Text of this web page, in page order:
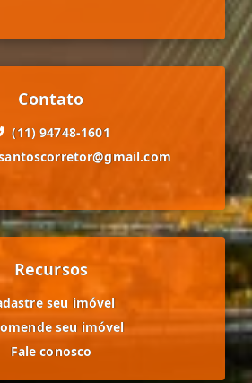
Contato
(11) 94748-1601
Recursos
seu imóvel
seu imóvel
Fale conosco